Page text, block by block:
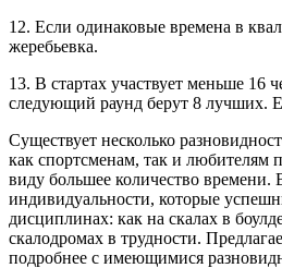
12. Если одинаковые времена в
жеребьевка.
13. В стартах участвует меньше 16
следующий раунд берут 8 лучших.
Существует несколько
как спортсменам, так и любителям
виду большее количество времени.
индивидуальности, которые
дисциплинах: как на скалах в
скалодромах в трудности.
подробнее с имеющимися